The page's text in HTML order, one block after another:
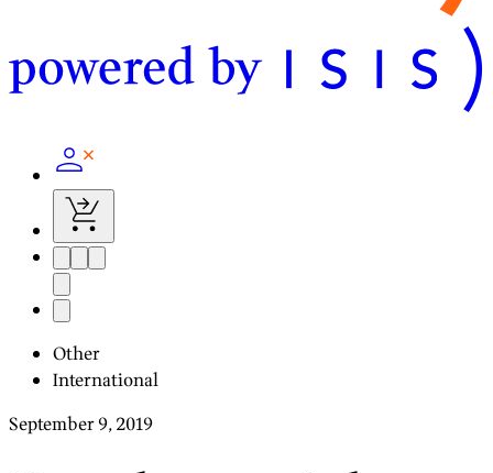
Other
International
September 9, 2019